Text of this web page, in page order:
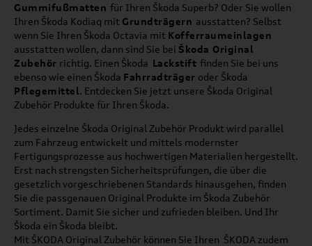
Gummifußmatten für Ihren Škoda Superb? Oder Sie wollen
Ihren Škoda Kodiaq mit Grundträgern ausstatten? Selbst
wenn Sie Ihren Škoda Octavia mit Kofferraumeinlagen
ausstatten wollen, dann sind Sie bei Škoda Original
Zubehör richtig. Einen Škoda Lackstift finden Sie bei uns
ebenso wie einen Škoda Fahrradträger oder Škoda
Pflegemittel. Entdecken Sie jetzt unsere Škoda Original
Zubehör Produkte für Ihren Škoda.
Jedes einzelne Škoda Original Zubehör Produkt wird parallel
zum Fahrzeug entwickelt und mittels modernster
Fertigungsprozesse aus hochwertigen Materialien hergestellt.
Erst nach strengsten Sicherheitsprüfungen, die über die
gesetzlich vorgeschriebenen Standards hinausgehen, finden
Sie die passgenauen Original Produkte im Škoda Zubehör
Sortiment. Damit Sie sicher und zufrieden bleiben. Und Ihr
Škoda ein Škoda bleibt.
Mit ŠKODA Original Zubehör können Sie Ihren ŠKODA zudem